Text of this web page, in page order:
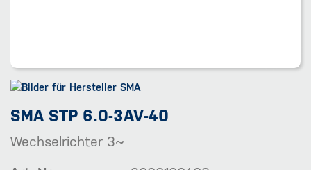
SMA STP 6.0-3AV-40
Wechselrichter 3~